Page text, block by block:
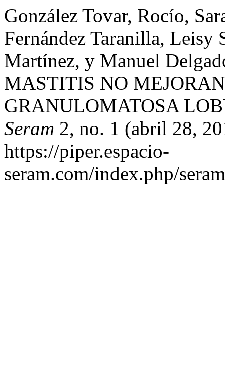
González Tovar, Rocío,
Fernández Taranilla, Leisy
Martínez, y Manuel
MASTITIS NO
GRANULOMATOSA
Seram 2, no. 1 (abril 28,
https://piper.espacio-
seram.com/index.php/